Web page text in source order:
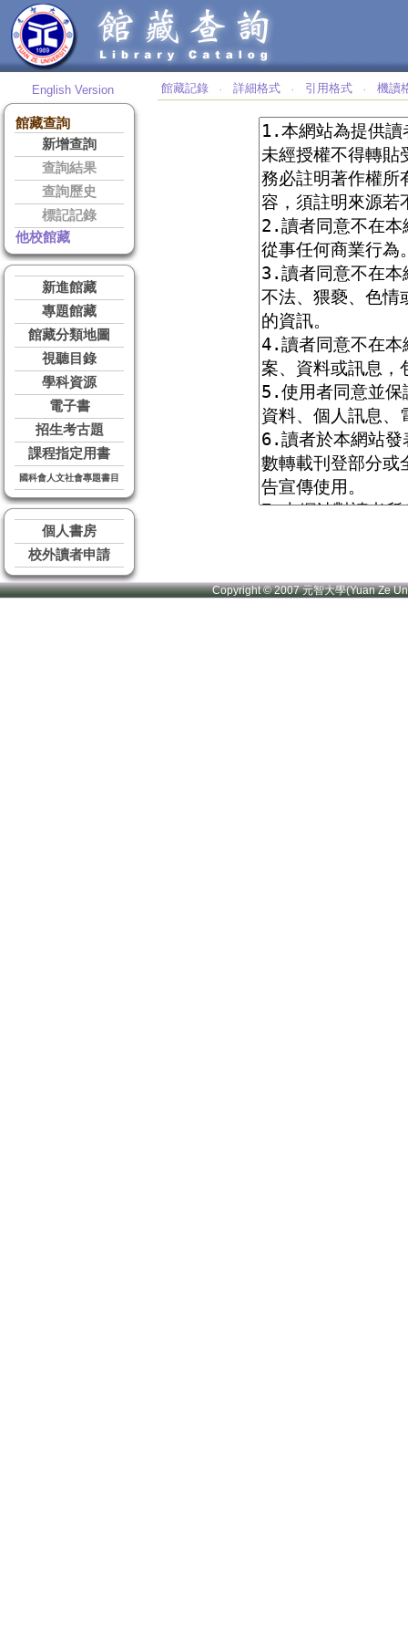
English Version
館藏查詢
新增查詢
查詢結果
查詢歷史
標記記錄
他校館藏
新進館藏
專題館藏
館藏分類地圖
視聽目錄
學科資源
電子書
招生考古題
課程指定用書
國科會人文社會專題書目
個人書房
校外讀者申請
館藏記錄 ‧ 詳細格式 ‧ 引用格式 ‧ 機讀
Copyright © 2007 元智大學(Yuan Ze